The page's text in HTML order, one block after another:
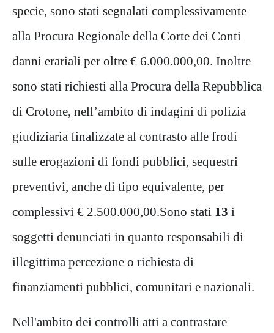
specie, sono stati segnalati complessivamente
alla Procura Regionale della Corte dei Conti
danni erariali per oltre € 6.000.000,00. Inoltre
sono stati richiesti alla Procura della Repubblica
di Crotone, nell’ambito di indagini di polizia
giudiziaria finalizzate al contrasto alle frodi
sulle erogazioni di fondi pubblici, sequestri
preventivi, anche di tipo equivalente, per
complessivi € 2.500.000,00.Sono stati 13 i
soggetti denunciati in quanto responsabili di
illegittima percezione o richiesta di
finanziamenti pubblici, comunitari e nazionali.
Nell'ambito dei controlli atti a contrastare